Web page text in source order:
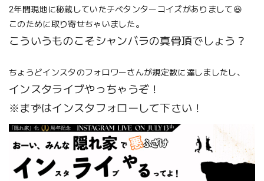
2年間現地に秘蔵していたチベタンターコイズがありまして😆
このために取り寄せちゃいました。
こういうものこそシャンバラの真骨頂でしょう？
ちょうどインスタのフォロワーさんが規定数に達しましたし、
インスタライブやっちゃうぞ！
※まずはインスタフォローして下さい！